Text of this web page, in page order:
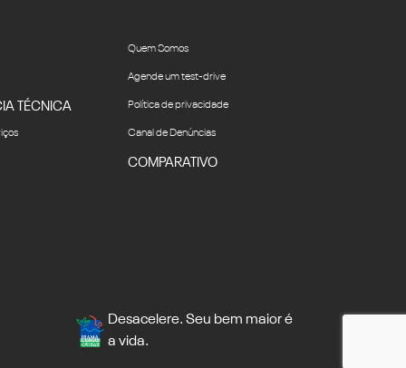
TÉCNICA
Quem Somos
Agende um test-drive
Política de privacidade
Canal de Denúncias
COMPARATIVO
Desacelere. Seu bem maior é
a vida.